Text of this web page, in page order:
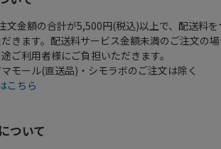
文金額の合計が5,500円(税込)以上で、配送料を
きます。配送料サービス金額未満のご注文の
ご利用者様にご負担いただきます。
モール(直送品)・シモラボのご注文は除く
こちら
ついて